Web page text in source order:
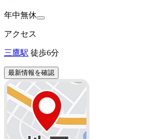
年中無休
アクセス
三鷹駅 徒歩6分
最新情報を確認